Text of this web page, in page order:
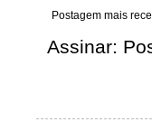
Postagem mais
Assinar: